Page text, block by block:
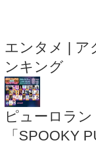
エンタメ | ア
ンキング
ピューロラン
「SPOOKY